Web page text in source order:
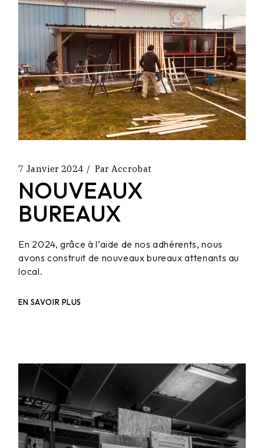
7 Janvier 2024 Par Accrobat
NOUVEAUX
BUREAUX
En 2024, grâce à l’aide de nos adhérents, nous
avons construit de nouveaux bureaux attenants au
local.
EN SAVOIR PLUS